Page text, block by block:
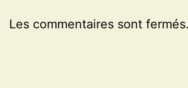
Les commentaires sont fermés.